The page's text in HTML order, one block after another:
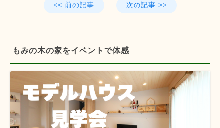
<< 前の記事 次の記事 >>
もみの木の家をイベントで体感